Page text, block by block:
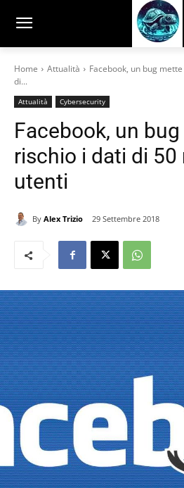
Home Attualità
Facebook, un bug
di...
Attualità Cybersecurity
Facebook, un
rischio i dati di 50
utenti
By Alex Trizio 29 Settembre 2018